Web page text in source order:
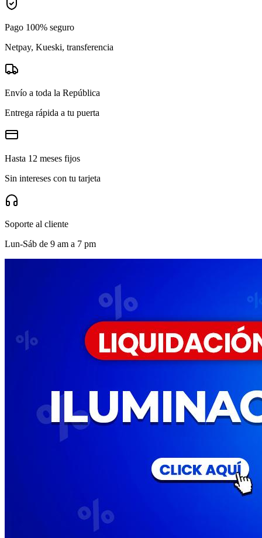
Pago 100% seguro
Netpay, Kueski, transferencia
Envío a toda la República
Entrega rápida a tu puerta
Hasta 12 meses fijos
Sin intereses con tu tarjeta
Soporte al cliente
Lun-Sáb de 9 am a 7 pm